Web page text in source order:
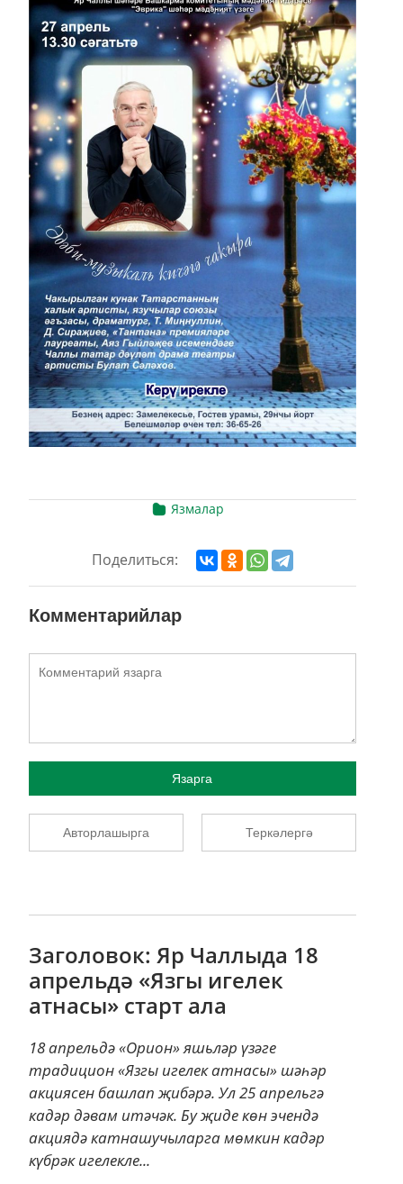
Язмалар
Поделиться:
Комментарийлар
Язарга
Авторлашырга Теркәлергә
Заголовок: Яр Чаллыда 18
апрельдә «Язгы игелек
атнасы» старт ала
18 апрельдә «Орион» яшьләр үзәге
традицион «Язгы игелек атнасы» шәһәр
акциясен башлап җибәрә. Ул 25 апрельгә
кадәр дәвам итәчәк. Бу җиде көн эчендә
акциядә катнашучыларга мөмкин кадәр
күбрәк игелекле...